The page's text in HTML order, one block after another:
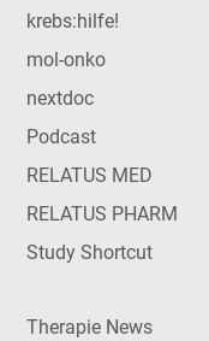
krebs:hilfe!
mol-onko
nextdoc
Podcast
RELATUS MED
RELATUS PHARM
Study Shortcut
Therapie News